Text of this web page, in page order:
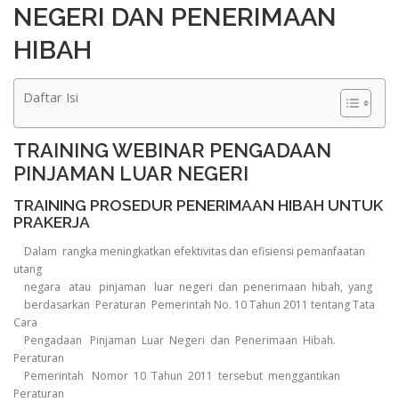
NEGERI DAN PENERIMAAN
HIBAH
Daftar Isi
TRAINING WEBINAR PENGADAAN
PINJAMAN LUAR NEGERI
TRAINING PROSEDUR PENERIMAAN HIBAH UNTUK
PRAKERJA
Dalam rangka meningkatkan efektivitas dan efisiensi pemanfaatan
utang
negara atau pinjaman luar negeri dan penerimaan hibah, yang
berdasarkan Peraturan Pemerintah No. 10 Tahun 2011 tentang Tata
Cara
Pengadaan Pinjaman Luar Negeri dan Penerimaan Hibah.
Peraturan
Pemerintah Nomor 10 Tahun 2011 tersebut menggantikan
Peraturan